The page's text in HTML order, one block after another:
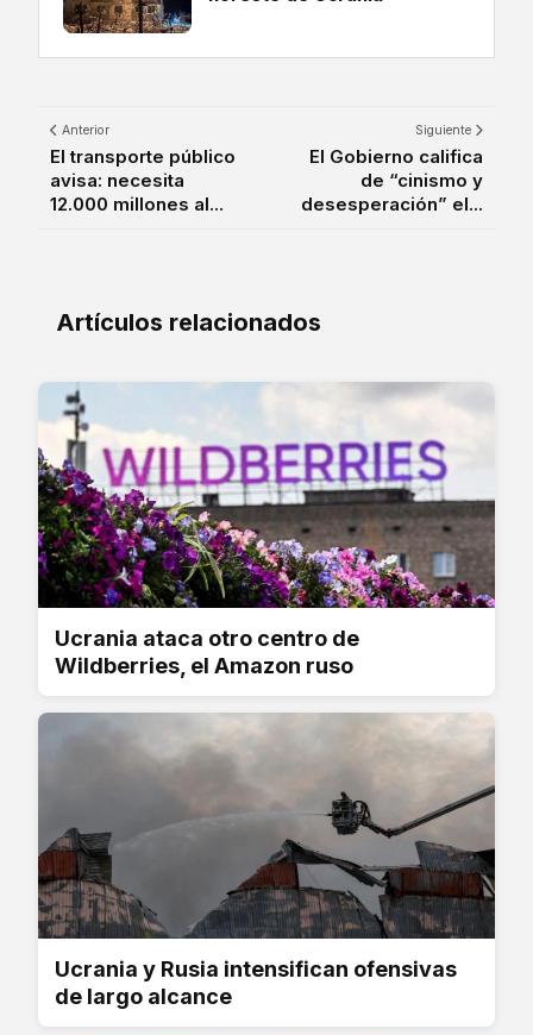
Anterior
El transporte público
avisa: necesita
12.000 millones al...
Siguiente
El Gobierno califica
de “cinismo y
desesperación” el...
Artículos relacionados
Ucrania ataca otro centro de
Wildberries, el Amazon ruso
Ucrania y Rusia intensifican ofensivas
de largo alcance